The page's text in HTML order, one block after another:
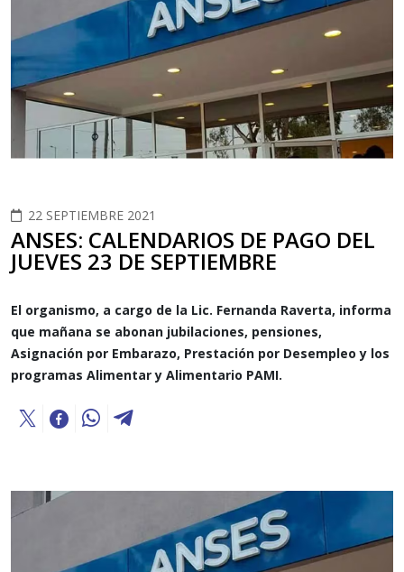
22 SEPTIEMBRE 2021
ANSES: CALENDARIOS DE PAGO DEL
JUEVES 23 DE SEPTIEMBRE
El organismo, a cargo de la Lic. Fernanda Raverta, informa
que mañana se abonan jubilaciones, pensiones,
Asignación por Embarazo, Prestación por Desempleo y los
programas Alimentar y Alimentario PAMI.